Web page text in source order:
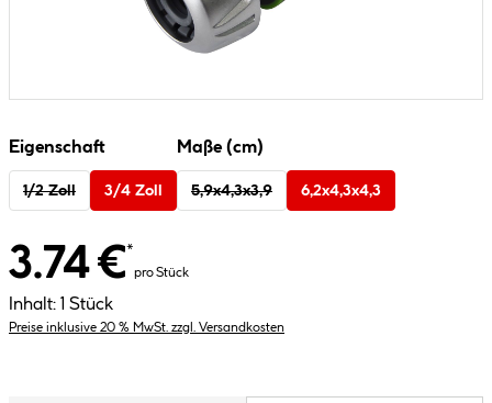
Eigenschaft
1/2 Zoll 3/4 Zoll
Maße (cm)
5,9x4,3x3,9 6,2x4,3x4,3
3.74 €*
pro Stück
Inhalt: 1 Stück
Preise inklusive 20 % MwSt. zzgl. Versandkosten